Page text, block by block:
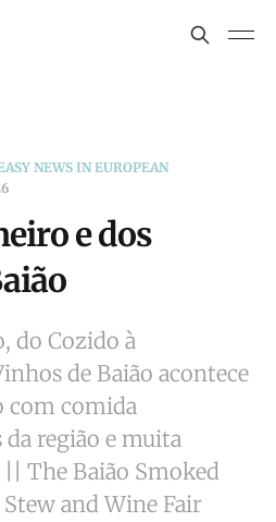
NEWS IN EUROPEAN
e dos
do Cozido à
de Baião acontece
com comida
região e muita
The Baião Smoked
and Wine Fair